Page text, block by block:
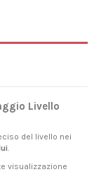
Livello
del livello nei
.
visualizzazione